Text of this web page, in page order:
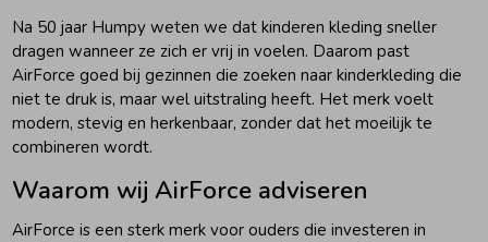
Na 50 jaar Humpy weten we dat kinderen kleding sneller
dragen wanneer ze zich er vrij in voelen. Daarom past
AirForce goed bij gezinnen die zoeken naar kinderkleding die
niet te druk is, maar wel uitstraling heeft. Het merk voelt
modern, stevig en herkenbaar, zonder dat het moeilijk te
combineren wordt.
Waarom wij AirForce adviseren
AirForce is een sterk merk voor ouders die investeren in